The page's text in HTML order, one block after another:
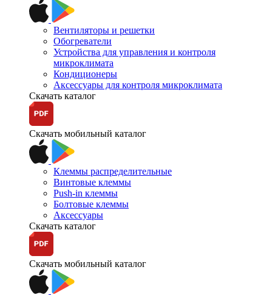
Вентиляторы и решетки
Обогреватели
Устройства для управления и контроля
микроклимата
Кондиционеры
Аксессуары для контроля микроклимата
Скачать каталог
Скачать мобильный каталог
Клеммы распределительные
Винтовые клеммы
Push-in клеммы
Болтовые клеммы
Аксессуары
Скачать каталог
Скачать мобильный каталог